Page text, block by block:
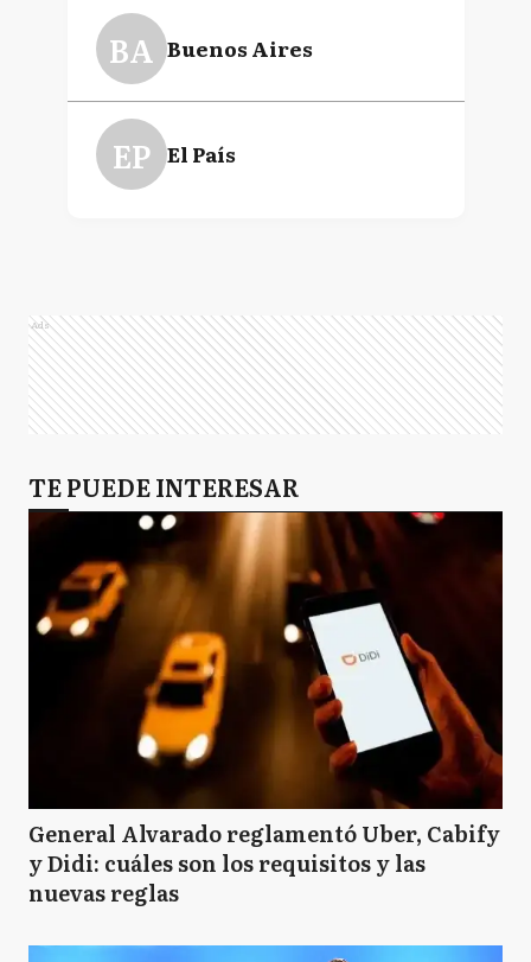
BA Buenos Aires
EP El País
Ads
TE PUEDE INTERESAR
General Alvarado reglamentó Uber, Cabify
y Didi: cuáles son los requisitos y las
nuevas reglas